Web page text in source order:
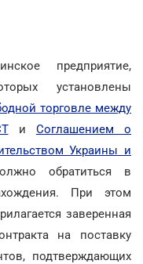
предприятие,
установлены
торговле между
и Соглашением о
Украины и
обратиться в
При этом
заверенная
на поставку
подтверждающих